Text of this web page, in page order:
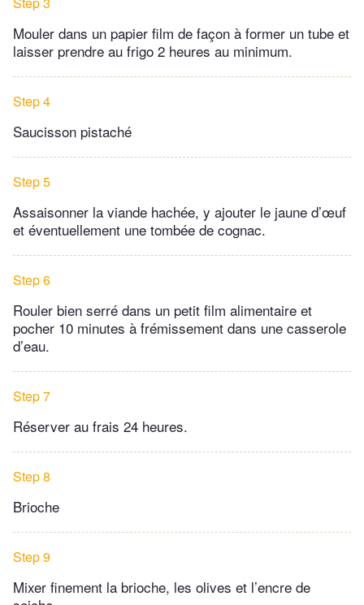
Mouler dans un papier film de façon à former un tube et
laisser prendre au frigo 2 heures au minimum.
Step 4
Saucisson pistaché
Step 5
Assaisonner la viande hachée, y ajouter le jaune d’œuf
et éventuellement une tombée de cognac.
Step 6
Rouler bien serré dans un petit film alimentaire et
pocher 10 minutes à frémissement dans une casserole
d’eau.
Step 7
Réserver au frais 24 heures.
Step 8
Brioche
Step 9
Mixer finement la brioche, les olives et l’encre de